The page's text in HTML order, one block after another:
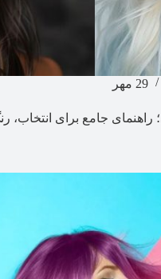
29 مهر
جامع برای انتخاب،